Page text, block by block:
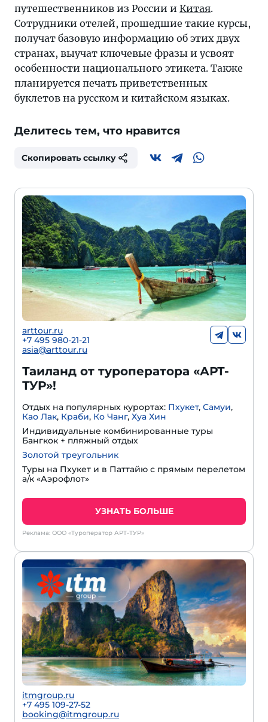
путешественников из России и Китая.
Сотрудники отелей, прошедшие такие курсы,
получат базовую информацию об этих двух
странах, выучат ключевые фразы и усвоят
особенности национального этикета. Также
планируется печать приветственных
буклетов на русском и китайском языках.
Делитесь тем, что нравится
Скопировать ссылку
arttour.ru
+7 495 980-21-21
asia@arttour.ru
Таиланд от туроператора «АРТ-
ТУР»!
Отдых на популярных курортах: Пхукет, Самуи,
Као Лак, Краби, Ко Чанг, Хуа Хин
Индивидуальные комбинированные туры
Бангкок + пляжный отдых
Золотой треугольник
Туры на Пхукет и в Паттайю с прямым перелетом
а/к «Аэрофлот»
УЗНАТЬ БОЛЬШЕ
Реклама: ООО «Туроператор АРТ-ТУР»
itmgroup.ru
+7 495 109-27-52
booking@itmgroup.ru